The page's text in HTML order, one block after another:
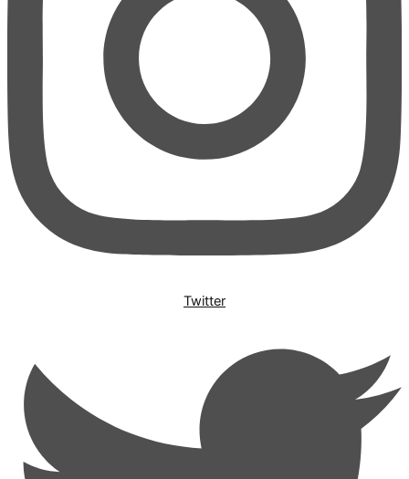
Twitter